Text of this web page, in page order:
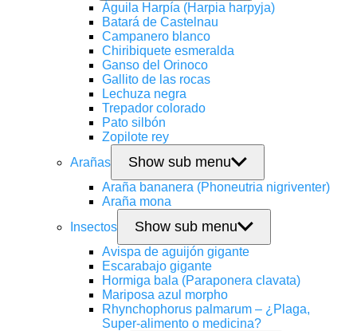
Águila Harpía (Harpia harpyja)
Batará de Castelnau
Campanero blanco
Chiribiquete esmeralda
Ganso del Orinoco
Gallito de las rocas
Lechuza negra
Trepador colorado
Pato silbón
Zopilote rey
Arañas
Show sub menu
Araña bananera (Phoneutria nigriventer)
Araña mona
Insectos
Show sub menu
Avispa de aguijón gigante
Escarabajo gigante
Hormiga bala (Paraponera clavata)
Mariposa azul morpho
Rhynchophorus palmarum – ¿Plaga,
Super-alimento o medicina?